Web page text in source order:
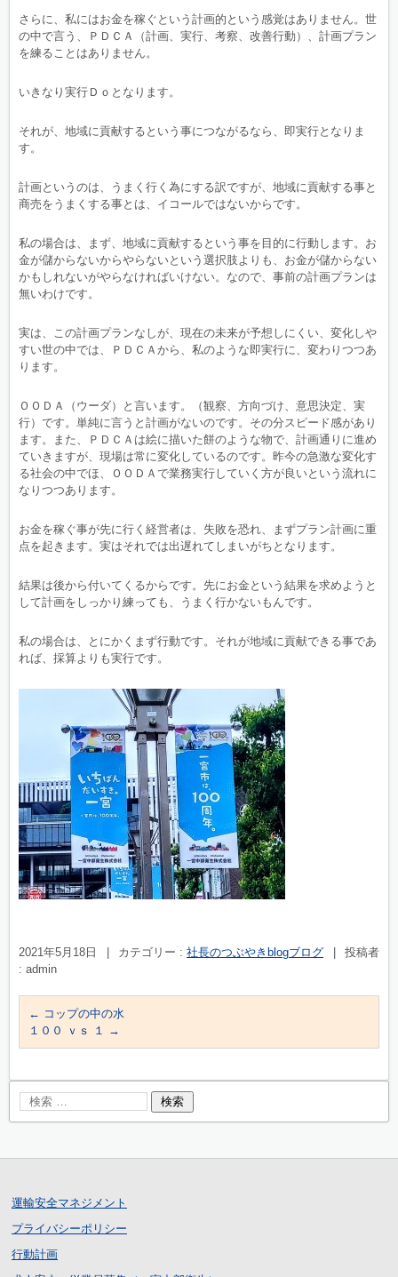
さらに、私にはお金を稼ぐという計画的という感覚はありません。世
の中で言う、ＰＤＣＡ（計画、実行、考察、改善行動）、計画プラン
を練ることはありません。
いきなり実行Ｄｏとなります。
それが、地域に貢献するという事につながるなら、即実行となりま
す。
計画というのは、うまく行く為にする訳ですが、地域に貢献する事と
商売をうまくする事とは、イコールではないからです。
私の場合は、まず、地域に貢献するという事を目的に行動します。お
金が儲からないからやらないという選択肢よりも、お金が儲からない
かもしれないがやらなければいけない。なので、事前の計画プランは
無いわけです。
実は、この計画プランなしが、現在の未来が予想しにくい、変化しや
すい世の中では、ＰＤＣＡから、私のような即実行に、変わりつつあ
ります。
ＯＯＤＡ（ウーダ）と言います。（観察、方向づけ、意思決定、実
行）です。単純に言うと計画がないのです。その分スピード感があり
ます。また、ＰＤＣＡは絵に描いた餅のような物で、計画通りに進め
ていきますが、現場は常に変化しているのです。昨今の急激な変化す
る社会の中でほ、ＯＯＤＡで業務実行していく方が良いという流れに
なりつつあります。
お金を稼ぐ事が先に行く経営者は、失敗を恐れ、まずプラン計画に重
点を起きます。実はそれでは出遅れてしまいがちとなります。
結果は後から付いてくるからです。先にお金という結果を求めようと
して計画をしっかり練っても、うまく行かないもんです。
私の場合は、とにかくまず行動です。それが地域に貢献できる事であ
れば、採算よりも実行です。
2021年5月18日 カテゴリー : 社長のつぶやきblogブログ
投稿者
: admin
← コップの中の水
１００ ｖｓ １ →
運輸安全マネジメント
プライバシーポリシー
行動計画